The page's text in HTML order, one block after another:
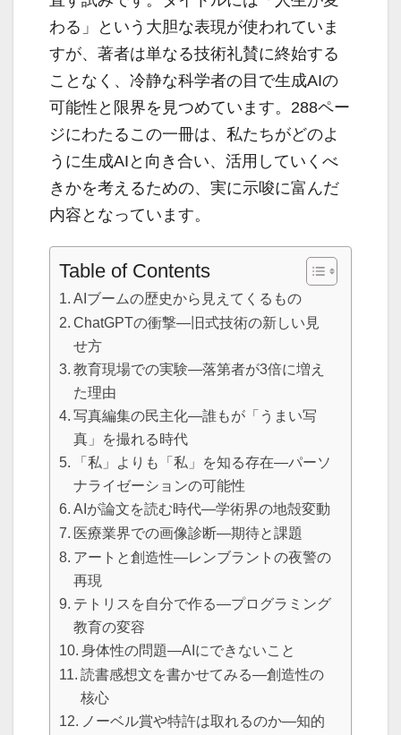
わる」という大胆な表現が使われていま
すが、著者は単なる技術礼賛に終始する
ことなく、冷静な科学者の目で生成AIの
可能性と限界を見つめています。288ペー
ジにわたるこの一冊は、私たちがどのよ
うに生成AIと向き合い、活用していくべ
きかを考えるための、実に示唆に富んだ
内容となっています。
Table of Contents
AIブームの歴史から見えてくるもの
ChatGPTの衝撃—旧式技術の新しい見
せ方
教育現場での実験—落第者が3倍に増え
た理由
写真編集の民主化—誰もが「うまい写
真」を撮れる時代
「私」よりも「私」を知る存在—パーソ
ナライゼーションの可能性
AIが論文を読む時代—学術界の地殻変動
医療業界での画像診断—期待と課題
アートと創造性—レンブラントの夜警の
再現
テトリスを自分で作る—プログラミング
教育の変容
身体性の問題—AIにできないこと
読書感想文を書かせてみる—創造性の
核心
ノーベル賞や特許は取れるのか—知的